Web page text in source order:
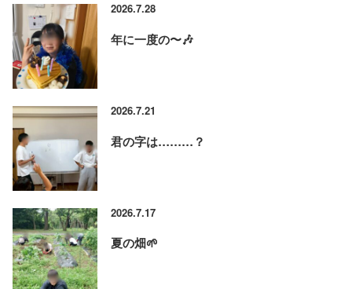
2026.7.28
年に一度の〜🎶
2026.7.21
君の字は………？
2026.7.17
夏の畑🌱